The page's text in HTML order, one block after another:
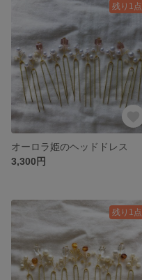
残り1点
オーロラ姫のヘッドドレス
3,300円
残り1点